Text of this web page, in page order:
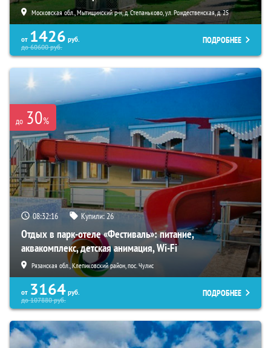
Московская обл., Мытищинский р-н, д. Степаньково, ул. Рождественская, д. 25
от 1426 руб.
до60600руб.
ПОДРОБНЕЕ
до 30%
08:32:14 Купили:26
Отдых в парк-отеле «Фестиваль»: питание,
аквакомплекс, детская анимация, Wi-Fi
Рязанская обл., Клепиковский район, пос. Чулис
от 3164 руб.
до107880руб.
ПОДРОБНЕЕ